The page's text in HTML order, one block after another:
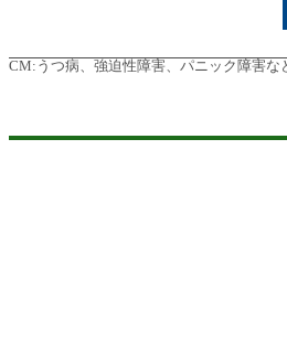
CM: うつ病、強迫性障害、パニック障害